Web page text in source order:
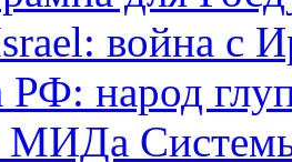
война с
РФ: народ
МИДа